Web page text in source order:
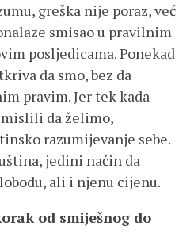
greška nije poraz, već
smisao u pravilnim
posljedicama. Ponekad
da smo, bez da
pravim. Jer tek kada
da želimo,
razumijevanje sebe.
jedini način da
ali i njenu cijenu.
od smiješnog do